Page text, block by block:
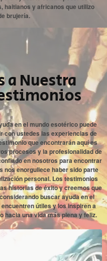
haitianos y africanos que utilizo
brujería.
Nuestra
en el mundo esotérico puede
con ustedes las experiencias de
que encontrarán aquí es
procesos y la profesionalidad de
en nosotros para encontrar
nos enorgullece haber sido parte
personal. Los testimonios
historias de éxito y creemos que
buscar ayuda en el
útiles y los inspiren a
hacia una vida más plena y feliz.